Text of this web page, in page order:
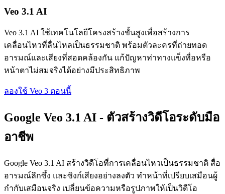
Veo 3.1 AI
Veo 3.1 AI ใช้เทคโนโลยีโครงสร้างขั้นสูงเพื่อสร้างการ
เคลื่อนไหวที่ลื่นไหลเป็นธรรมชาติ พร้อมตัวละครที่ถ่ายทอด
อารมณ์และเสียงที่สอดคล้องกัน แก้ปัญหาท่าทางแข็งทื่อหรือ
หน้าตาไม่สมจริงได้อย่างมีประสิทธิภาพ
ลองใช้ Veo 3 ตอนนี้
Google Veo 3.1 AI - ตัวสร้างวิดีโอระดับมือ
อาชีพ
Google Veo 3.1 AI สร้างวิดีโอที่การเคลื่อนไหวเป็นธรรมชาติ สื่อ
อารมณ์ลึกซึ้ง และซิงก์เสียงอย่างลงตัว ทำหน้าที่เปรียบเสมือนผู้
กำกับเสมือนจริง เปลี่ยนข้อความหรือรูปภาพให้เป็นวิดีโอ